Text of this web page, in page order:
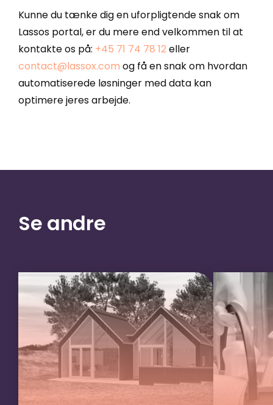
Kunne du tænke dig en uforpligtende snak om
Lassos portal, er du mere end velkommen til at
kontakte os på: +45 71 74 78 12eller
contact@lassox.com og få en snak om hvordan
automatiserede løsninger med data kan
optimere jeres arbejde.
Se andre